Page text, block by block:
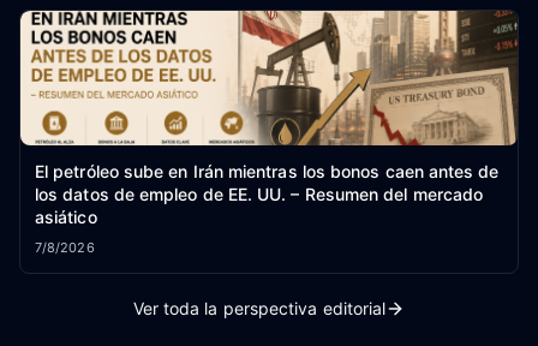
El petróleo sube en Irán mientras los bonos caen antes de
los datos de empleo de EE. UU. – Resumen del mercado
asiático
7/8/2026
Ver toda la perspectiva editorial